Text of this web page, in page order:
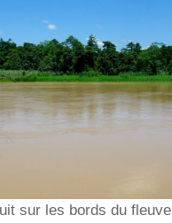
sur les bords du fleuve